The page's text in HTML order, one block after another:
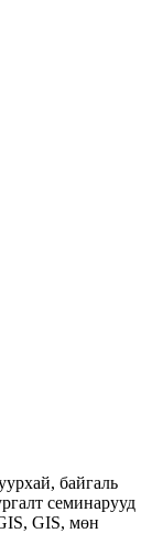
байгаль
семинарууд
GIS, мөн